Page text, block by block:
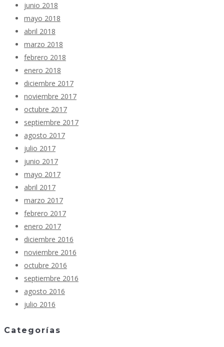
junio 2018
mayo 2018
abril 2018
marzo 2018
febrero 2018
enero 2018
diciembre 2017
noviembre 2017
octubre 2017
septiembre 2017
agosto 2017
julio 2017
junio 2017
mayo 2017
abril 2017
marzo 2017
febrero 2017
enero 2017
diciembre 2016
noviembre 2016
octubre 2016
septiembre 2016
agosto 2016
julio 2016
Categorías